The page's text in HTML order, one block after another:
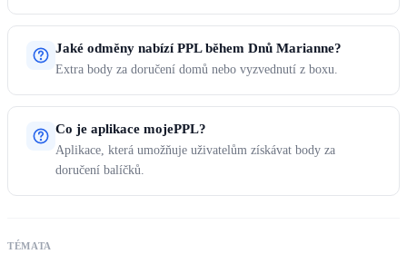
Jaké odměny nabízí PPL během Dnů Marianne?
Extra body za doručení domů nebo vyzvednutí z boxu.
Co je aplikace mojePPL?
Aplikace, která umožňuje uživatelům získávat body za
doručení balíčků.
TÉMATA